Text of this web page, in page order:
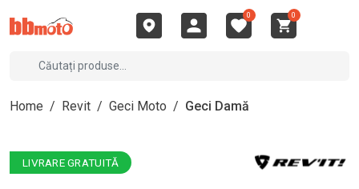
0 0
Home / Revit / Geci Moto / Geci Damă
LIVRARE GRATUITĂ